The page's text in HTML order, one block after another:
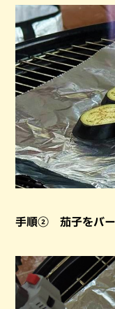
手順② 茄子をバー